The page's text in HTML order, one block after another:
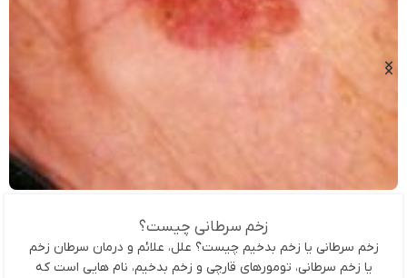
زخم سرطانی چیست؟
زخم سرطانی یا زخم بدخیم چیست؟ علل، علائم و درمان سرطان زخم
یا زخم سرطانی، تومورهای قارچی و زخم بدخیم، نام هایی است که